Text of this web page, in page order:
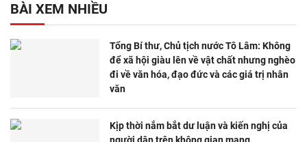
BÀI XEM NHIỀU
Tổng Bí thư, Chủ tịch nước Tô Lâm: Không
để xã hội giàu lên về vật chất nhưng nghèo
đi về văn hóa, đạo đức và các giá trị nhân
văn
Kịp thời nắm bắt dư luận và kiến nghị của